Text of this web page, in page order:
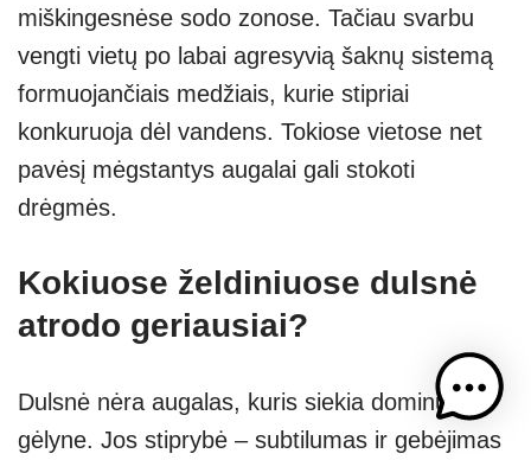
miškingesnėse sodo zonose. Tačiau svarbu
vengti vietų po labai agresyvią šaknų sistemą
formuojančiais medžiais, kurie stipriai
konkuruoja dėl vandens. Tokiose vietose net
pavėsį mėgstantys augalai gali stokoti
drėgmės.
Kokiuose želdiniuose dulsnė
atrodo geriausiai?
Dulsnė nėra augalas, kuris siekia dominuoti
gėlyne. Jos stiprybė – subtilumas ir gebėjimas